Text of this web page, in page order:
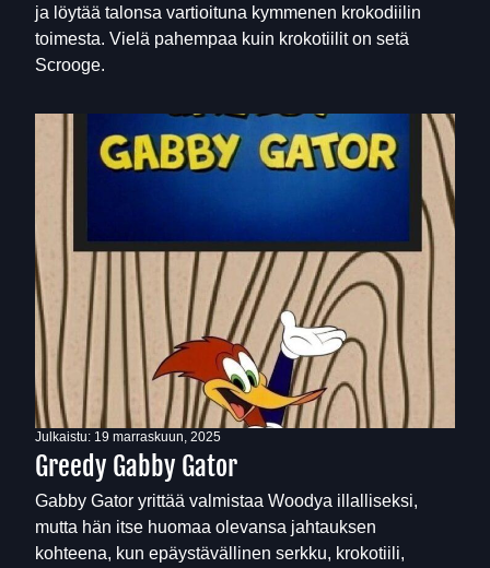
ja löytää talonsa vartioituna kymmenen krokodiilin
toimesta. Vielä pahempaa kuin krokotiilit on setä
Scrooge.
Julkaistu: 19 marraskuun, 2025
Greedy Gabby Gator
Gabby Gator yrittää valmistaa Woodya illalliseksi,
mutta hän itse huomaa olevansa jahtauksen
kohteena, kun epäystävällinen serkku, krokotiili,